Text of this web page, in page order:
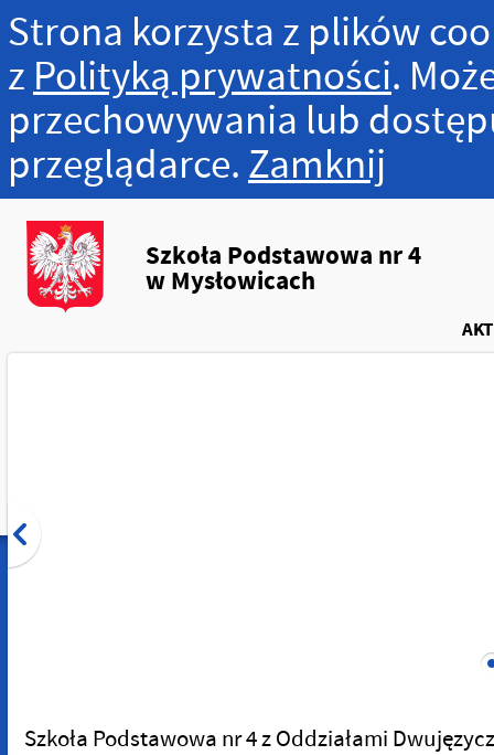
Strona korzysta z plików
zPolityką prywatności.
przechowywania lub
przeglądarce.Zamknij
Szkoła Podstawowa nr 4
w Mysłowicach
Szkoła Podstawowa nr 4 z Oddziałami